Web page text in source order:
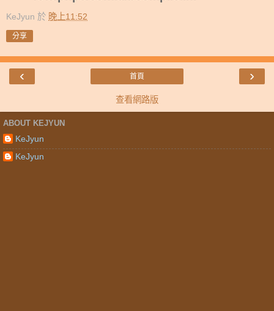
KeJyun 於 晚上11:52
分享
‹ ›
首頁
查看網路版
ABOUT KEJYUN
KeJyun
KeJyun